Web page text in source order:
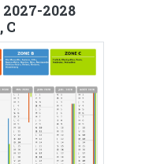
2028
C